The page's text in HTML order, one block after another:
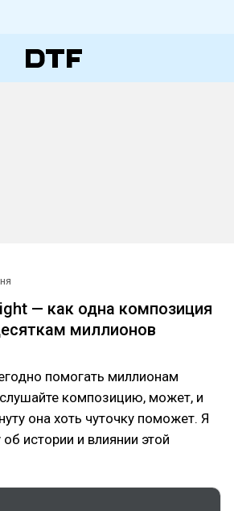
— как одна композиция
миллионов
помогать миллионам
композицию, может, и
она хоть чуточку поможет. Я
истории и влиянии этой